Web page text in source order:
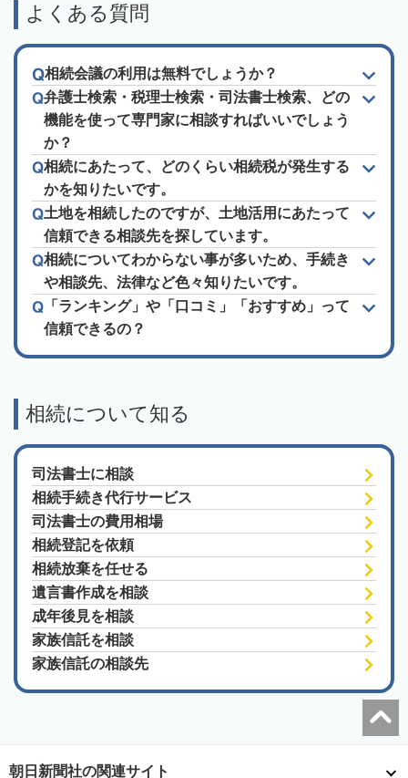
よくある質問
相続会議の利用は無料でしょうか？
弁護士検索・税理士検索・司法書士検索、どの
機能を使って専門家に相談すればいいでしょう
か？
相続にあたって、どのくらい相続税が発生する
かを知りたいです。
土地を相続したのですが、土地活用にあたって
信頼できる相談先を探しています。
相続についてわからない事が多いため、手続き
や相談先、法律など色々知りたいです。
「ランキング」や「口コミ」「おすすめ」って
信頼できるの？
相続について知る
司法書士に相談
相続手続き代行サービス
司法書士の費用相場
相続登記を依頼
相続放棄を任せる
遺言書作成を相談
成年後見を相談
家族信託を相談
家族信託の相談先
朝日新聞社の関連サイト